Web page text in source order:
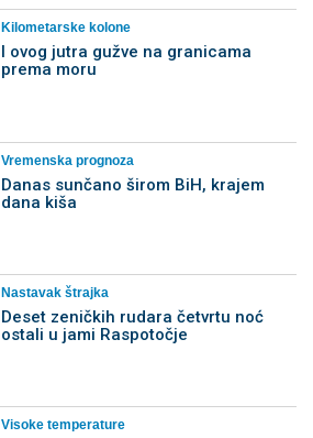
Kilometarske kolone
I ovog jutra gužve na granicama
prema moru
Vremenska prognoza
Danas sunčano širom BiH, krajem
dana kiša
Nastavak štrajka
Deset zeničkih rudara četvrtu noć
ostali u jami Raspotočje
Visoke temperature